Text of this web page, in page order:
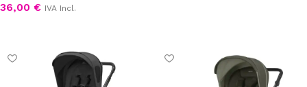
36,00 € IVA Incl.